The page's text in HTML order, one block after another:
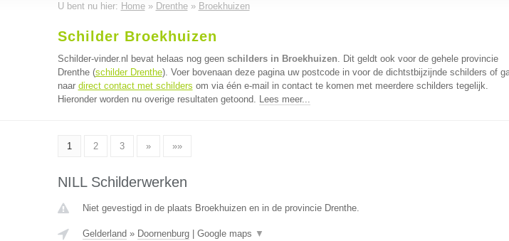
U bent nu hier: Home» Drenthe» Broekhuizen
Schilder Broekhuizen
Schilder-vinder.nl bevat helaas nog geen schilders in Broekhuizen. Dit geldt ook voor de gehele provincie
Drenthe (schilder Drenthe). Voer bovenaan deze pagina uw postcode in voor de dichtstbijzijnde schilders of
naar direct contact met schilders om via één e-mail in contact te komen met meerdere schilders tegelijk.
Hieronder worden nu overige resultaten getoond. Lees meer...
1 2 3 » »»
NILL Schilderwerken
Niet gevestigd in de plaats Broekhuizen en in de provincie Drenthe.
Gelderland » Doornenburg| Google maps ▼